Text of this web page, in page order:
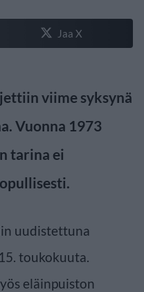
Jaa X
viime syksynä
Vuonna 1973
tarina ei
uudistettuna
toukokuuta.
eläinpuiston